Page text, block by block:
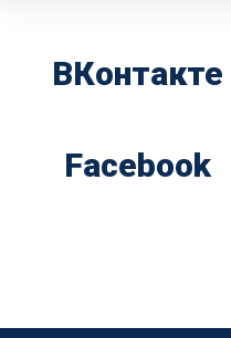
ВКонтакте
Facebook